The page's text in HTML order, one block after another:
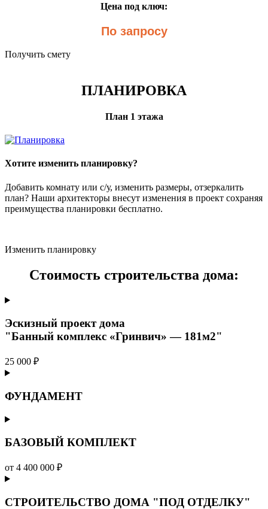
Цена под ключ:
По запросу
Получить смету
ПЛАНИРОВКА
План 1 этажа
Хотите изменить планировку?
Добавить комнату или с/у, изменить размеры, отзеркалить
план? Наши архитекторы внесут изменения в проект сохраняя
преимущества планировки бесплатно.
Изменить планировку
Стоимость строительства дома:
Эскизный проект дома
"Банный комплекс «Гринвич» — 181м2"
25 000 ₽
ФУНДАМЕНТ
БАЗОВЫЙ КОМПЛЕКТ
от 4 400 000 ₽
СТРОИТЕЛЬСТВО ДОМА "ПОД ОТДЕЛКУ"